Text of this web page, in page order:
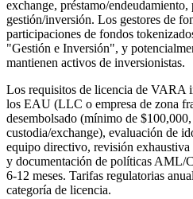
exchange, préstamo/endeudamiento,
gestión/inversión. Los gestores de
participaciones de fondos
"Gestión e Inversión", y
mantienen activos de inversionistas.
Los requisitos de licencia de VARA
los EAU (LLC o empresa de zona
desembolsado (mínimo de
custodia/exchange), evaluación de
equipo directivo, revisión
y documentación de políticas AML/
6-12 meses. Tarifas regulatorias
categoría de licencia.